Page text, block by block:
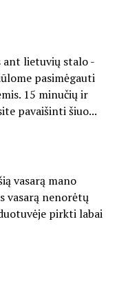
ant lietuvių stalo -
pasimėgauti
15 minučių ir
pavaišinti šiuo...
vasarą mano
vasarą nenorėtų
pirkti labai